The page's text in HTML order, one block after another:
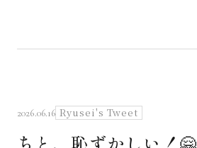
さえぐさ日誌
2026.06.16 Ryusei's Tweet
ちと、恥ずかしい！🤗